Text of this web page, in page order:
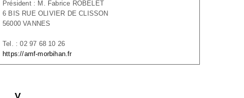
Président : M. Fabrice ROBELET
6 BIS RUE OLIVIER DE CLISSON
56000 VANNES
Tel. : 02 97 68 10 26
https://amf-morbihan.fr
V